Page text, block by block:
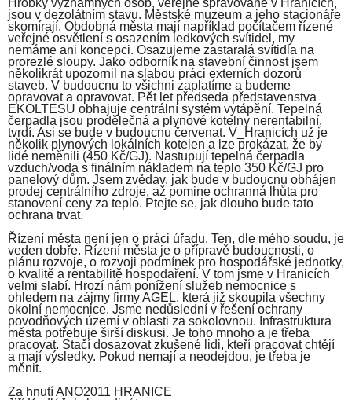
jsou v dezolátním stavu. Městské muzeum a jeho stacionáře
skomírají. Obdobná města mají například počítačem řízené
veřejné osvětlení s osazením ledkových svítidel, my
nemáme ani koncepci. Osazujeme zastaralá svítidla na
prorezlé sloupy. Jako odborník na stavební činnost jsem
několikrát upozornil na slabou práci externích dozorů
staveb. V budoucnu to všichni zaplatíme a budeme
opravovat a opravovat. Pět let předseda představenstva
EKOLTESU obhajuje centrální systém vytápění. Tepelná
čerpadla jsou prodělečná a plynové kotelny nerentabilní,
tvrdí. Asi se bude v budoucnu červenat. V_Hranicích už je
několik plynových lokálních kotelen a lze prokázat, že by
lidé neměnili (450 Kč/GJ). Nastupují tepelná čerpadla
vzduch/voda s finálním nákladem na teplo 350 Kč/GJ pro
panelový dům. Jsem zvědav, jak bude v budoucnu obhájen
prodej centrálního zdroje, až pomine ochranná lhůta pro
stanovení ceny za teplo. Ptejte se, jak dlouho bude tato
ochrana trvat.
Řízení města není jen o práci úřadu. Ten, dle mého soudu, je
veden dobře. Řízení města je o přípravě budoucnosti, o
plánu rozvoje, o rozvoji podmínek pro hospodářské jednotky,
o kvalitě a rentabilitě hospodaření. V tom jsme v Hranicích
velmi slabí. Hrozí nám ponížení služeb nemocnice s
ohledem na zájmy firmy AGEL, která již skoupila všechny
okolní nemocnice. Jsme nedůslední v řešení ochrany
povodňových území v oblasti za sokolovnou. Infrastruktura
města potřebuje širší diskusi. Je toho mnoho a je třeba
pracovat. Stačí dosazovat zkušené lidi, kteří pracovat chtějí
a mají výsledky. Pokud nemají a neodejdou, je třeba je
měnit.
Za hnutí ANO2011 HRANICE